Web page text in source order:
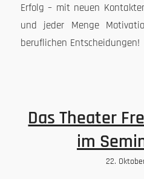
Erfolg – mit neuen
und jeder Menge
beruflichen Entscheidungen!
Das Theater
im
22.